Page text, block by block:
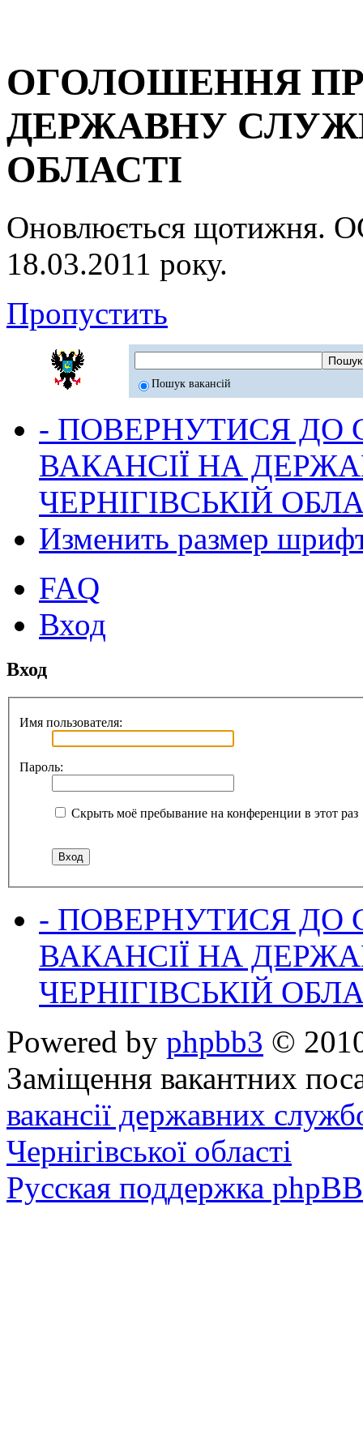
ОГОЛОШЕННЯ
ДЕРЖАВНУ
ОБЛАСТІ
Оновлюється
18.03.2011 року.
Пропустить
Пошук вакансій
- ПОВЕРНУТИСЯ ДО
ВАКАНСІЇ НА
ЧЕРНІГІВСЬКІЙ
Изменить размер
FAQ
Вход
Вход
Имя пользователя:
Пароль:
Скрыть моё пребывание на конференции в этот раз
- ПОВЕРНУТИСЯ ДО
ВАКАНСІЇ НА
ЧЕРНІГІВСЬКІЙ
Powered by phpbb3 ©
Заміщення вакантних
вакансії державних
Чернігівської області
Русская поддержка phpBB